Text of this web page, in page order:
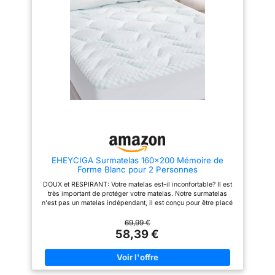
Housse déhoussable –
Contenant de la viscose
de bambou,
naturellement
hypoallergénique, douce
au toucher et
déhoussable. Facile à
et toujours frais.
ÉLASTIQUE: Comme nos
surmatelas ont un bord
élastique, le bord peut être
élargi pour s'adapter aux
matelas de différentes
épaisseurs. La bordure
élastique permet au surmatelas
d'être fermement fixé au
matelas et protège le matelas à
tous égards. SURPIQÛRE: Nos
matelas sont surpiqués, ce qui
compatible avec tous les lits et
toutes les chambres à coucher.
FACILE à NETTOYER: Si votre
sur matelas se salit, ce n'est
surmatelas doux est facile à
enlever et à nettoyer à basse
température avec un détergent
dans la machine à laver. De
surmatelas en mousse à
tissu à picots au dos assure un
maintien 【Housse Lavable en
Machine】 Amovible et lavable
en machine à 60°C, dotée d'une
fermeture éclair pour un retrait
et une remise en place faciles.
La housse garde votre literie
propre et fraîche, adaptée pour
CertiPUR)
EHEYCIGA Surmatelas 160x200 Mémoire de
Forme Blanc pour 2 Personnes
DOUX et RESPIRANT: Votre matelas est-il inconfortable? Il est
très important de protéger votre matelas. Notre surmatelas
n'est pas un matelas indépendant, il est conçu pour être placé
surmatelas de qualité peut également prolonger la durée de vie
de votre matelas. Notre sur matelas avec gel et une couche
supérieure en fibres assure un refroidissement et une
respirabilité supplémentaires et donc un meilleur repos
nocturne. UNE BORDURE ÉLASTIQUE: Comme nos surmatelas
ont un bord élastique, le bord peut être élargi pour s'adapter
69,99 €
58,39 €